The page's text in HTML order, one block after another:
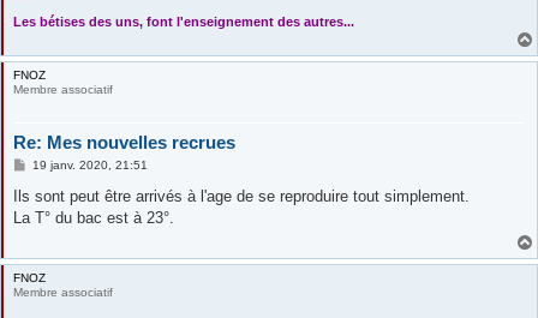
Les bétises des uns, font l'enseignement des autres...
FNOZ
Membre associatif
Re: Mes nouvelles recrues
M
s
a
19 janv. 2020, 21:51
Ils sont peut être arrivés à l'age de se reproduire tout simplement.
La T° du bac est à 23°.
FNOZ
Membre associatif